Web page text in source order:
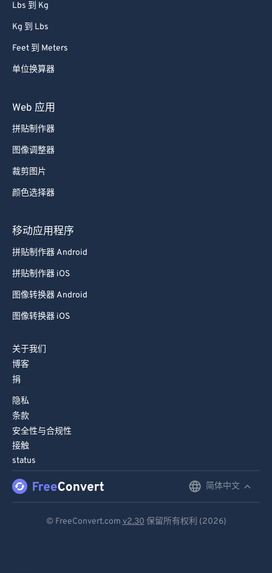
Lbs 到 Kg
Kg 到 Lbs
Feet 到 Meters
单位换算器
Web 应用
拼贴制作器
图像调整器
裁剪图片
颜色选择器
移动应用程序
拼贴制作器 Android
拼贴制作器 iOS
图像转换器 Android
图像转换器 iOS
关于我们
博客
捐
隐私
条款
安全性与合规性
接触
status
简体中文
© FreeConvert.com v2.30 保留所有权利 (2026)